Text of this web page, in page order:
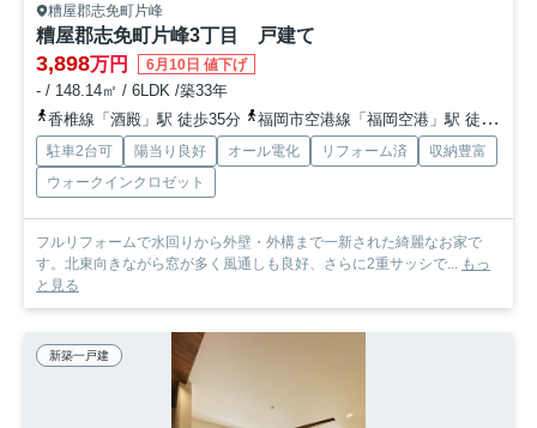
糟屋郡志免町片峰
糟屋郡志免町片峰3丁目 戸建て
3,898万円 6月10日 値下げ
- / 148.14㎡ / 6LDK /築33年
香椎線「酒殿」駅 徒歩35分
福岡市空港線「福岡空港」駅 徒歩45分
駐車2台可 陽当り良好 オール電化 リフォーム済
収納豊富
ウォークインクロゼット
フルリフォームで水回りから外壁・外構まで一新された綺麗なお家で
す。北東向きながら窓が多く風通しも良好、さらに2重サッシで...
もっ
と見る
新築一戸建